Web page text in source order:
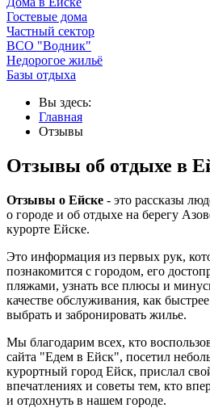
Гостевые дома
Частный сектор
ВСО "Водник"
Недорогое жильё
Базы отдыха
Вы здесь:
Главная
Отзывы
Отзывы об отдыхе в
Отзывы о Ейске - это рассказы
о городе и об отдыхе на берегу
курорте Ейске.
Это информация из первых рук,
познакомится с городом, его
пляжами, узнать все плюсы и
качестве обслуживания, как
выбрать и забронировать жилье.
Мы благодарим всех, кто
сайта "Едем в Ейск", посетил
курортный город Ейск, прислал
впечатлениях и советы тем, кто
и отдохнуть в нашем городе.